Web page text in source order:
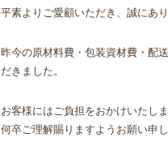
平素よりご愛顧いただき、誠にあ
昨今の原材料費・包装資材費・配
だきました。
お客様にはご負担をおかけいたし
何卒ご理解賜りますようお願い申し